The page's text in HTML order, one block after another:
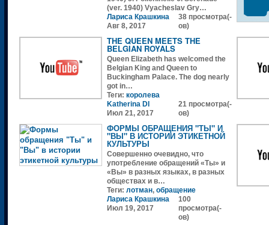
(ver. 1940) Vyacheslav Gry…
Лариса Крашкина
Авг 8, 2017
38 просмотра(-
ов)
THE QUEEN MEETS THE
BELGIAN ROYALS
Queen Elizabeth has welcomed the
Belgian King and Queen to
Buckingham Palace. The dog nearly
got in…
Теги: королева
Katherina DI
Июл 21, 2017
21 просмотра(-
ов)
ФОРМЫ ОБРАЩЕНИЯ "ТЫ" И
"ВЫ" В ИСТОРИИ ЭТИКЕТНОЙ
КУЛЬТУРЫ
Совершенно очевидно, что
употребление обращений «Ты» и
«Вы» в разных языках, в разных
обществах и в…
Теги: лотман, обращение
Лариса Крашкина
Июл 19, 2017
100
просмотра(-
ов)